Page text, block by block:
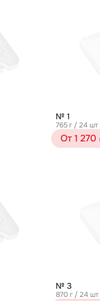
№ 1
765 г / 24 шт
От 1 270
№ 3
870 г / 24 шт